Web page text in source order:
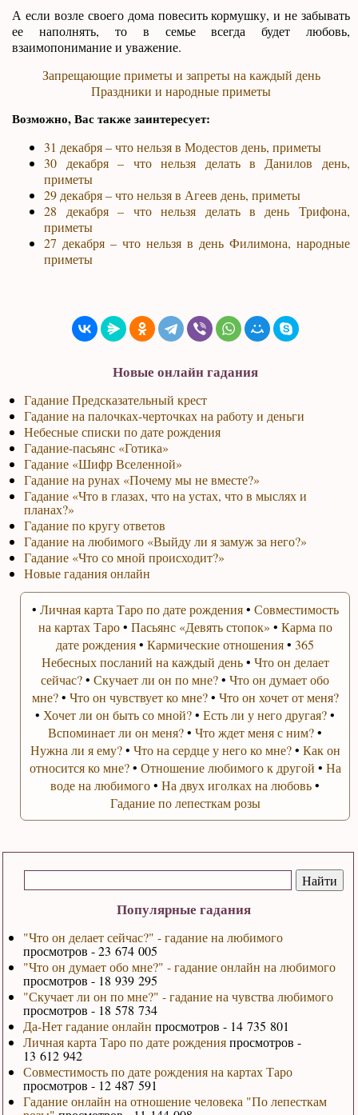
Популярные гадания
"Что он делает сейчас?" - гадание на любимого
просмотров - 23 674 005
"Что он думает обо мне?" - гадание онлайн на любимого
просмотров - 18 939 295
"Скучает ли он по мне?" - гадание на чувства любимого
просмотров - 18 578 734
Да-Нет гадание онлайн просмотров - 14 735 801
Личная карта Таро по дате рожденияпросмотров -
13 612 942
Совместимость по дате рождения на картах Таро
просмотров - 12 487 591
Гадание онлайн на отношение человека "По лепесткам
А если возле своего дома повесить кормушку, и не забывать
ее наполнять, то в семье всегда будет любовь,
взаимопонимание и уважение.
Запрещающие приметы и запреты на каждый день
Праздники и народные приметы
Возможно, Вас также заинтересует:
31 декабря – что нельзя в Модестов день, приметы
30 декабря – что нельзя делать в Данилов день,
приметы
29 декабря – что нельзя в Агеев день, приметы
28 декабря – что нельзя делать в день Трифона,
приметы
27 декабря – что нельзя в день Филимона, народные
приметы
Новые онлайн гадания
Гадание Предсказательный крест
Гадание на палочках-черточках на работу и деньги
Небесные списки по дате рождения
Гадание-пасьянс «Готика»
Гадание «Шифр Вселенной»
Гадание на рунах «Почему мы не вместе?»
Гадание «Что в глазах, что на устах, что в мыслях и
планах?»
Гадание по кругу ответов
Гадание на любимого «Выйду ли я замуж за него?»
Гадание «Что со мной происходит?»
Новые гадания онлайн
• Личная карта Таро по дате рождения• Совместимость
на картах Таро• Пасьянс «Девять стопок» • Карма по
дате рождения•Кармические отношения•365
Небесных посланий на каждый день• Что он делает
сейчас?•Скучает ли он по мне?•Что он думает обо
мне?• Что он чувствует ко мне?• Что он хочет от меня?
• Хочет ли он быть со мной?•Есть ли у него другая?•
Вспоминает ли он меня?•Что ждет меня с ним?•
Нужна ли я ему?• Что на сердце у него ко мне?• Как он
относится ко мне?• Отношение любимого к другой • На
воде на любимого•На двух иголках на любовь•
Гадание по лепесткам розы